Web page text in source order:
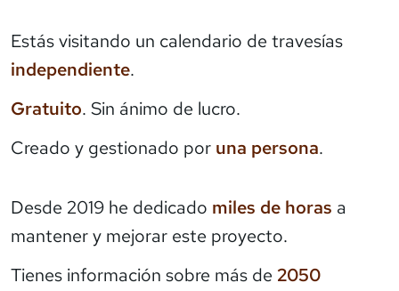
Estás visitando un calendario de travesías
independiente.
Gratuito. Sin ánimo de lucro.
Creado y gestionado por una persona.
Desde 2019 he dedicado miles de horas a
mantener y mejorar este proyecto.
Tienes información sobre más de 2050